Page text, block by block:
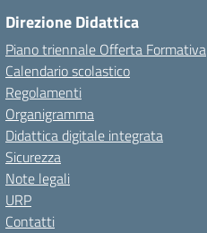
Direzione Didattica
Piano triennale Offerta Formativa
Calendario scolastico
Regolamenti
Organigramma
Didattica digitale integrata
Sicurezza
Note legali
URP
Contatti